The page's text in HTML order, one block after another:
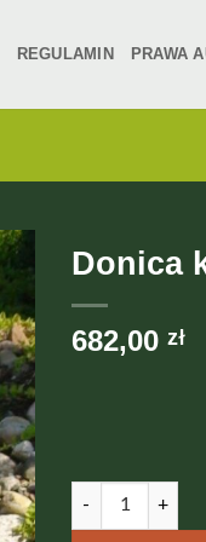
REGULAMIN PRAWA
Donica
682,00 zł
ilość Donica